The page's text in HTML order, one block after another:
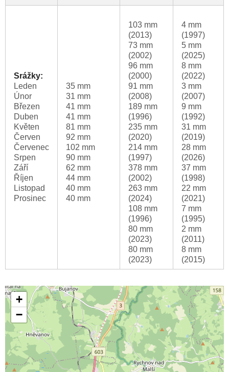
Srážky:
Leden
Únor
Březen
Duben
Květen
Červen
Červenec
Srpen
Září
Říjen
Listopad
Prosinec
35 mm
31 mm
41 mm
41 mm
81 mm
92 mm
102 mm
90 mm
62 mm
44 mm
40 mm
40 mm
103 mm
(2013)
73 mm
(2002)
96 mm
(2000)
91 mm
(2008)
189 mm
(1996)
235 mm
(2020)
214 mm
(1997)
378 mm
(2002)
263 mm
(2024)
108 mm
(1996)
80 mm
(2023)
80 mm
(2023)
4 mm
(1997)
5 mm
(2025)
8 mm
(2022)
3 mm
(2007)
9 mm
(1992)
31 mm
(2019)
28 mm
(2026)
37 mm
(1998)
22 mm
(2021)
7 mm
(1995)
2 mm
(2011)
8 mm
(2015)
+
−